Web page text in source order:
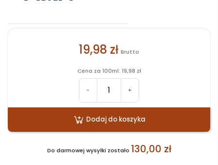
19,98 zł Brutto
Cena za 100ml: 19,98 zł
- +
Dodaj do koszyka
Do darmowej wysyłki zostało 130,00 zł